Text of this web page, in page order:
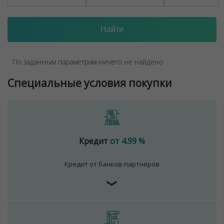
По заданным параметрам ничего не найдено
Специальные условия покупки
Кредит от 4.99 %
Кредит от банков-партнеров
❯